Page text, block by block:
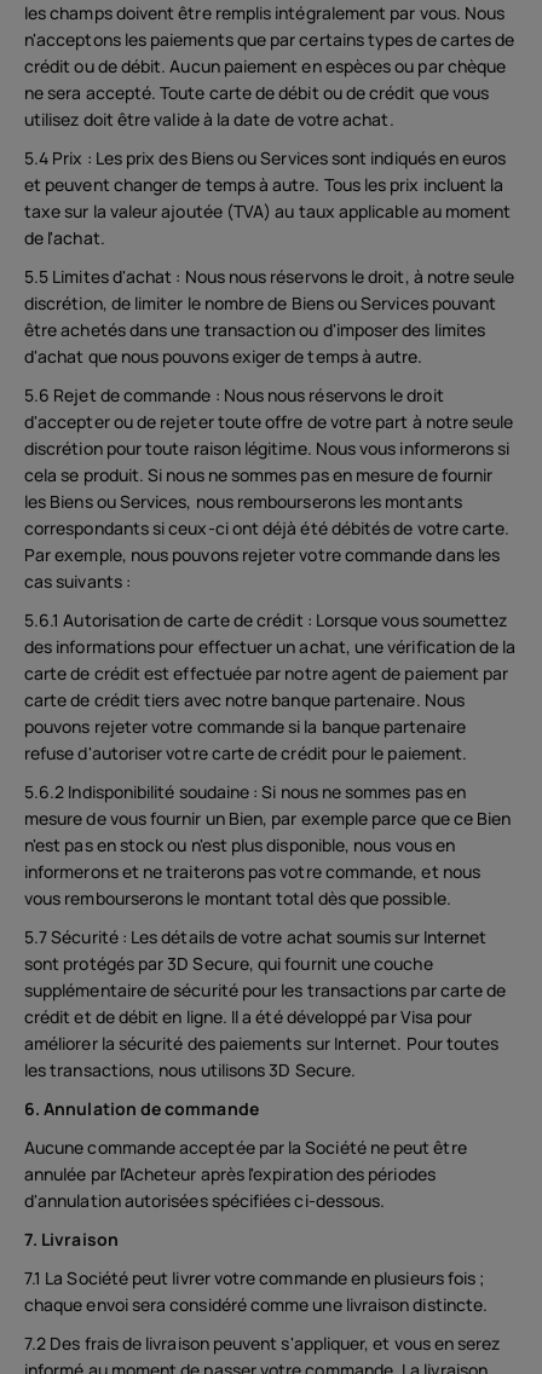
les champs doivent être remplis intégralement par vous. Nous
n'acceptons les paiements que par certains types de cartes de
crédit ou de débit. Aucun paiement en espèces ou par chèque
ne sera accepté. Toute carte de débit ou de crédit que vous
utilisez doit être valide à la date de votre achat.
5.4 Prix : Les prix des Biens ou Services sont indiqués en euros
et peuvent changer de temps à autre. Tous les prix incluent la
taxe sur la valeur ajoutée (TVA) au taux applicable au moment
de l'achat.
5.5 Limites d'achat : Nous nous réservons le droit, à notre seule
discrétion, de limiter le nombre de Biens ou Services pouvant
être achetés dans une transaction ou d'imposer des limites
d'achat que nous pouvons exiger de temps à autre.
5.6 Rejet de commande : Nous nous réservons le droit
d'accepter ou de rejeter toute offre de votre part à notre seule
discrétion pour toute raison légitime. Nous vous informerons si
cela se produit. Si nous ne sommes pas en mesure de fournir
les Biens ou Services, nous rembourserons les montants
correspondants si ceux-ci ont déjà été débités de votre carte.
Par exemple, nous pouvons rejeter votre commande dans les
cas suivants :
5.6.1 Autorisation de carte de crédit : Lorsque vous soumettez
des informations pour effectuer un achat, une vérification de la
carte de crédit est effectuée par notre agent de paiement par
carte de crédit tiers avec notre banque partenaire. Nous
pouvons rejeter votre commande si la banque partenaire
refuse d'autoriser votre carte de crédit pour le paiement.
5.6.2 Indisponibilité soudaine : Si nous ne sommes pas en
mesure de vous fournir un Bien, par exemple parce que ce Bien
n'est pas en stock ou n'est plus disponible, nous vous en
informerons et ne traiterons pas votre commande, et nous
vous rembourserons le montant total dès que possible.
5.7 Sécurité : Les détails de votre achat soumis sur Internet
sont protégés par 3D Secure, qui fournit une couche
supplémentaire de sécurité pour les transactions par carte de
crédit et de débit en ligne. Il a été développé par Visa pour
améliorer la sécurité des paiements sur Internet. Pour toutes
les transactions, nous utilisons 3D Secure.
6. Annulation de commande
Aucune commande acceptée par la Société ne peut être
annulée par l'Acheteur après l'expiration des périodes
d'annulation autorisées spécifiées ci-dessous.
7. Livraison
7.1 La Société peut livrer votre commande en plusieurs fois ;
chaque envoi sera considéré comme une livraison distincte.
7.2 Des frais de livraison peuvent s'appliquer, et vous en serez